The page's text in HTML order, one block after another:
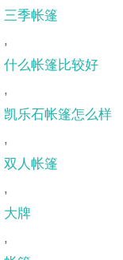
三季帐篷
,
什么帐篷比较好
,
凯乐石帐篷怎么样
,
双人帐篷
,
大牌
,